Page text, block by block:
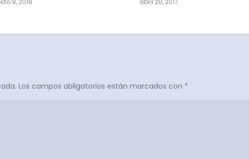
Los campos obligatorios están marcados con *